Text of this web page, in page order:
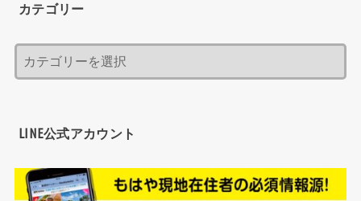
カテゴリー
LINE公式アカウント